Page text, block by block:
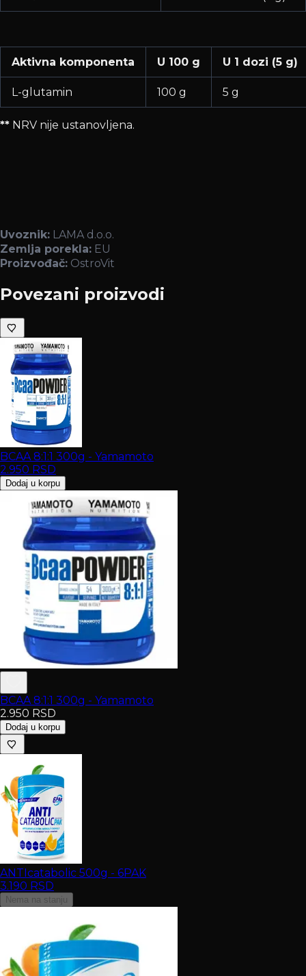
Aktivna komponenta U 100 g U 1 dozi (5 g)
L-glutamin 100 g 5 g
** NRV nije ustanovljena.
Uvoznik: LAMA d.o.o.
Zemlja porekla: EU
Proizvođač: OstroVit
Povezani proizvodi
BCAA 8:1:1 300g - Yamamoto
2.950 RSD
Dodaj u korpu
BCAA 8:1:1 300g - Yamamoto
2.950 RSD
Dodaj u korpu
ANTIcatabolic 500g - 6PAK
3.190 RSD
Nema na stanju